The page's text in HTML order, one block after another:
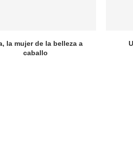
la mujer de la belleza a
caballo